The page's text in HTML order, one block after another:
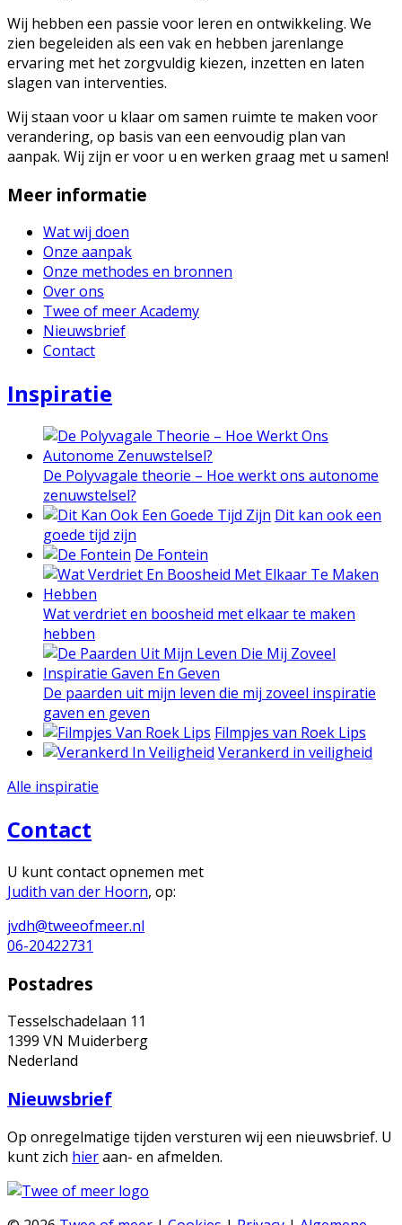
Wij hebben een passie voor leren en ontwikkeling. We
zien begeleiden als een vak en hebben jarenlange
ervaring met het zorgvuldig kiezen, inzetten en laten
slagen van interventies.
Wij staan voor u klaar om samen ruimte te maken voor
verandering, op basis van een eenvoudig plan van
aanpak. Wij zijn er voor u en werken graag met u samen!
Meer informatie
Wat wij doen
Onze aanpak
Onze methodes en bronnen
Over ons
Twee of meer Academy
Nieuwsbrief
Contact
Inspiratie
De Polyvagale theorie – Hoe werkt ons autonome
zenuwstelsel?
Dit kan ook een
goede tijd zijn
De Fontein
Wat verdriet en boosheid met elkaar te maken
hebben
De paarden uit mijn leven die mij zoveel inspiratie
gaven en geven
Filmpjes van Roek Lips
Verankerd in veiligheid
Alle inspiratie
Contact
U kunt contact opnemen met
Judith van der Hoorn, op:
jvdh@tweeofmeer.nl
06-20422731
Postadres
Tesselschadelaan 11
1399 VN Muiderberg
Nederland
Nieuwsbrief
Op onregelmatige tijden versturen wij een nieuwsbrief. U
kunt zich hieraan- en afmelden.